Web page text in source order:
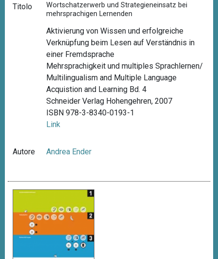
Titolo
Wortschatzerwerb und Strategieneinsatz bei
mehrsprachigen Lernenden
Aktivierung von Wissen und erfolgreiche
Verknüpfung beim Lesen auf Verständnis in
einer Fremdsprache
Mehrsprachigkeit und multiples Sprachlernen/
Multilingualism and Multiple Language
Acquistion and Learning Bd. 4
Schneider Verlag Hohengehren, 2007
ISBN 978-3-8340-0193-1
Link
Autore Andrea Ender